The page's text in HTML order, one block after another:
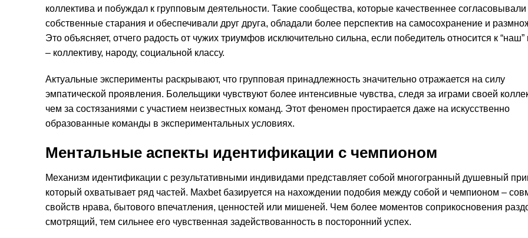
коллектива и побуждал к групповым деятельности. Такие сообщества, которые качественнее согласовывали
собственные старания и обеспечивали друг друга, обладали более перспектив на самосохранение и
Это объясняет, отчего радость от чужих триумфов исключительно сильна, если победитель относится к “наш”
– коллективу, народу, социальной классу.
Актуальные эксперименты раскрывают, что групповая принадлежность значительно отражается на силу
эмпатической проявления. Болельщики чувствуют более интенсивные чувства, следя за играми своей
чем за состязаниями с участием неизвестных команд. Этот феномен простирается даже на искусственно
образованные команды в экспериментальных условиях.
Ментальные аспекты идентификации с чемпионом
Механизм идентификации с результативными индивидами представляет собой многогранный душевный
который охватывает ряд частей. Maxbet базируется на нахождении подобия между собой и чемпионом –
свойств нрава, бытового впечатления, ценностей или мишеней. Чем более моментов соприкосновения
смотрящий, тем сильнее его чувственная задействованность в посторонний успех.